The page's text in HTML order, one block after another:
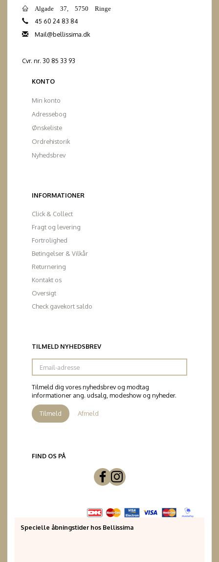
Algade 37, 5750 Ringe
45 60 24 83 84
Mail@bellissima.dk
Cvr. nr. 30 85 33 93
KONTO
Min konto
Adressebog
Ønskeliste
Ordrehistorik
Nyhedsbrev
INFORMATIONER
Click & Collect
Fragt og levering
Fortrolighed
Betingelser & Vilkår
Returnering
Kontakt os
Oversigt
Check gavekort saldo
TILMELD NYHEDSBREV
Email-
adresse
Tilmeld dig vores nyhedsbrev og modtag
informationer ang. udsalg, modeshow og nyheder.
Tilmeld Afmeld
FIND OS PÅ
Specielle åbningstider hos Bellissima